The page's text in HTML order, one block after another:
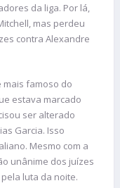
da liga. Por lá,
mas perdeu
contra Alexandre
mais famoso do
estava marcado
ser alterado
Garcia. Isso
Mesmo com a
unânime dos juízes
luta da noite.